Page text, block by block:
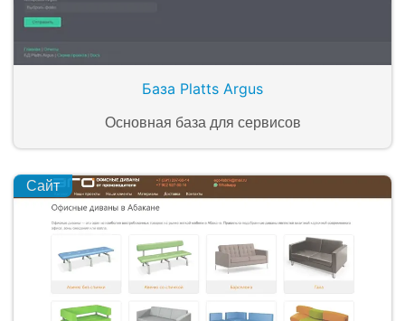
База Platts Argus
Основная база для сервисов
Сайт